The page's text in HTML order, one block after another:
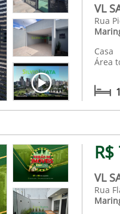
VL
Rua
Casa
Área
VL
Rua